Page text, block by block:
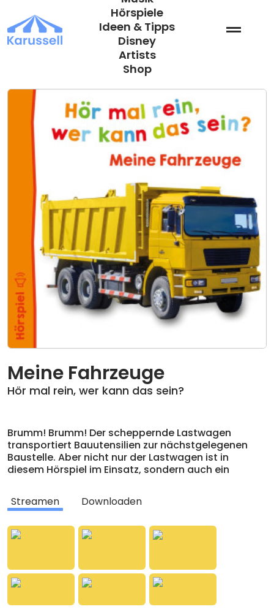
Inhalt
springen
Hörspiele
Ideen & Tipps
Disney
Artists
Shop
Meine Fahrzeuge
Hör mal rein, wer kann das sein?
Brumm! Brumm! Der scheppernde Lastwagen
transportiert Bauutensilien zur nächstgelegenen
Baustelle. Aber nicht nur der Lastwagen ist in
diesem Hörspiel im Einsatz, sondern auch ein
Werkstatt muss. Entdecke im Hörspiel, nach dem
gleichnamigen Buch von arsEdition, die Klangwelt
Streamen Downloaden